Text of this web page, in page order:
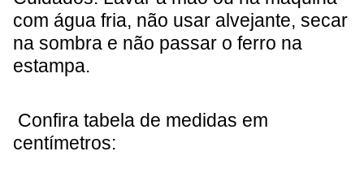
com água fria, não usar alvejante, secar
na sombra e não passar o ferro na
estampa.
Confira tabela de medidas em
centímetros: